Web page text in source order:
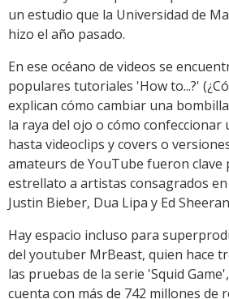
un estudio que la Universidad de
hizo el año pasado.
En ese océano de videos se
populares tutoriales 'How to...?'
explican cómo cambiar una
la raya del ojo o cómo
hasta videoclips y covers o
amateurs de YouTube fueron clave
estrellato a artistas consagrados
Justin Bieber, Dua Lipa y Ed
Hay espacio incluso para
del youtuber MrBeast, quien hace
las pruebas de la serie 'Squid
cuenta con más de 742 millones de